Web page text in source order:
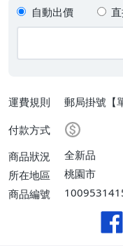
自動出價
運費規則
郵局掛號【
$3500免運
付款方式
商品狀況
全新品
所在地區
桃園市
商品編號